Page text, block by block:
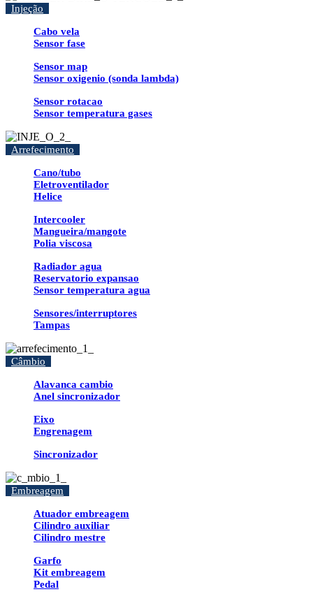
Injeção
Cabo vela
Sensor fase
Sensor map
Sensor oxigenio (sonda lambda)
Sensor rotacao
Sensor temperatura gases
Arrefecimento
Cano/tubo
Eletroventilador
Helice
Intercooler
Mangueira/mangote
Polia viscosa
Radiador agua
Reservatorio expansao
Sensor temperatura agua
Sensores/interruptores
Tampas
Câmbio
Alavanca cambio
Anel sincronizador
Eixo
Engrenagem
Sincronizador
Embreagem
Atuador embreagem
Cilindro auxiliar
Cilindro mestre
Garfo
Kit embreagem
Pedal